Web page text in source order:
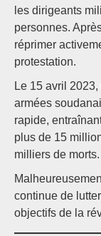
les dirigeants
personnes.
réprimer
protestation.
Le 15 avril
armées
rapide,
plus de 15
milliers de morts.
continue de
objectifs de la